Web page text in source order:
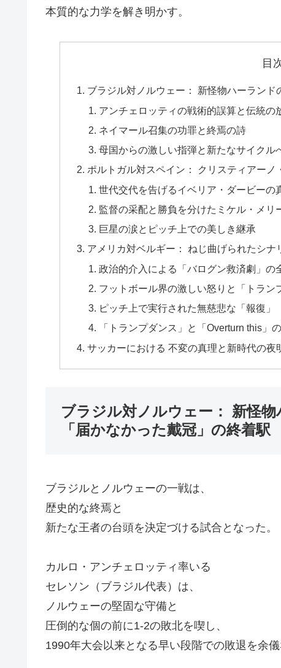
本質的な力学を解き明かす。
目
ブラジル対ノルウェー： 新怪物ハーラン
アンチェロッティの戦術的誤算と伝統の
ネイマール召集の功罪と終焉の詩
母国からの激しい指弾と新たなサイクル
ポルトガル対スペイン： クリスティアー
世代交代を告げるイベリア・ダービーの
監督の采配と勝負を分けたミケル・メリ
巨星の涙とピッチ上での美しき継承
アメリカ対ベルギー： ねじ曲げられたシナ
政治的介入による「バログン救済劇」の
フットボール界の激しい怒りと「トラン
ピッチ上で実行された無慈悲な「報復」
「トランプダンス」と「Overturn this」
サッカーにおける 不変の真理と新時代の夜
ブラジル対ノルウェー： 新怪
「届かなかった戴冠」の終着駅
ブラジルとノルウェーの一戦は、
歴史的な終焉と
新たな王者の台頭を決定づける試合となった。
カルロ・アンチェロッティ率いる
セレソン（ブラジル代表）は、
ノルウェーの堅固な守備と
圧倒的な個の前に1-2の敗北を喫し、
1990年大会以来となる早い段階での敗退を余儀